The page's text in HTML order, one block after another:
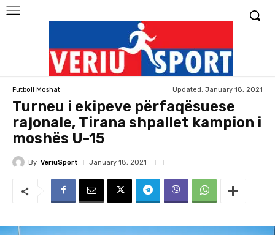
Futboll Moshat Updated: January 18, 2021
Turneu i ekipeve përfaqësuese
rajonale, Tirana shpallet kampion i
moshës U-15
By VeriuSport January 18, 2021